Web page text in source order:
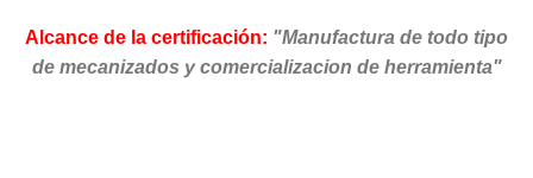
Alcance de la certificación: "Manufactura de todo tipo
de mecanizados y comercializacion de herramienta"